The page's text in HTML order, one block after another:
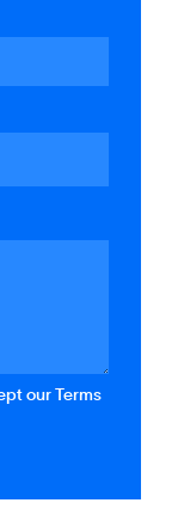
our Terms